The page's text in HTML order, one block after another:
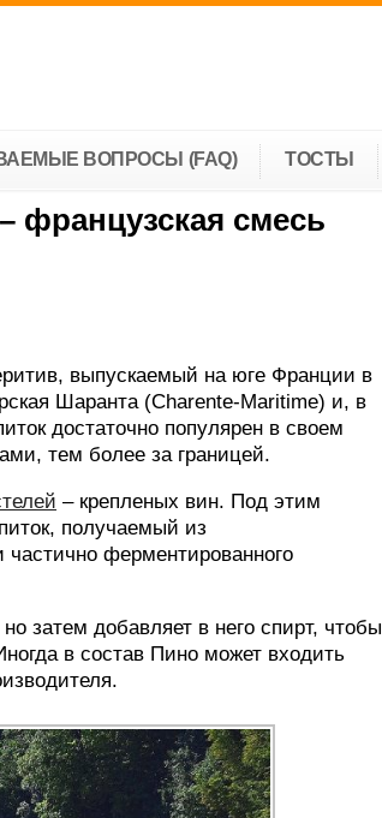
ВОПРОСЫ (FAQ) ТОСТЫ
французская смесь
выпускаемый на юге Франции в
Шаранта (Charente-Maritime) и, в
достаточно популярен в своем
тем более за границей.
– крепленых вин. Под этим
получаемый из
ферментированного
затем добавляет в него спирт, чтобы
в состав Пино может входить